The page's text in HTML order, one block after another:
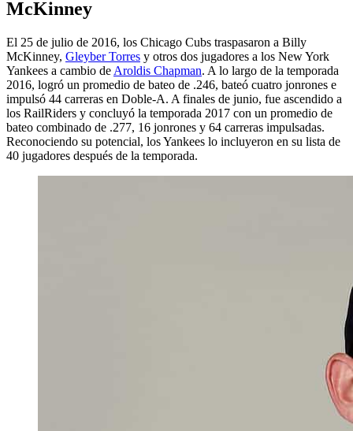
McKinney
El 25 de julio de 2016, los Chicago Cubs traspasaron a Billy
McKinney, Gleyber Torres y otros dos jugadores a los New York
Yankees a cambio de Aroldis Chapman. A lo largo de la temporada
2016, logró un promedio de bateo de .246, bateó cuatro jonrones e
impulsó 44 carreras en Doble-A. A finales de junio, fue ascendido a
los RailRiders y concluyó la temporada 2017 con un promedio de
bateo combinado de .277, 16 jonrones y 64 carreras impulsadas.
Reconociendo su potencial, los Yankees lo incluyeron en su lista de
40 jugadores después de la temporada.